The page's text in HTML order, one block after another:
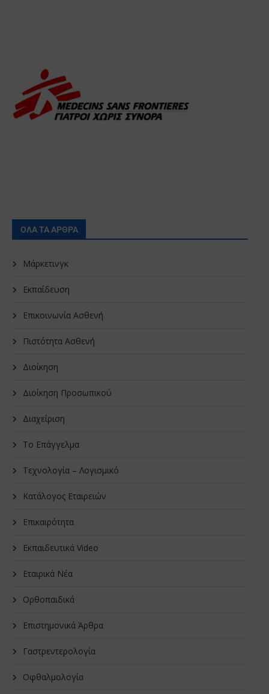
ΟΛΑ ΤΑ ΑΡΘΡΑ
Μάρκετινγκ
Εκπαίδευση
Επικοινωνία Ασθενή
Πιστότητα Ασθενή
Διοίκηση
Διοίκηση Προσωπικού
Διαχείριση
Το Επάγγελμα
Τεχνολογία – Λογισμικό
Κατάλογος Εταιρειών
Επικαιρότητα
Εκπαιδευτικά Video
Εταιρικά Νέα
Oρθοπαιδικά
Επιστημονικά Άρθρα
Γαστρεντερολογία
Οφθαλμολογία